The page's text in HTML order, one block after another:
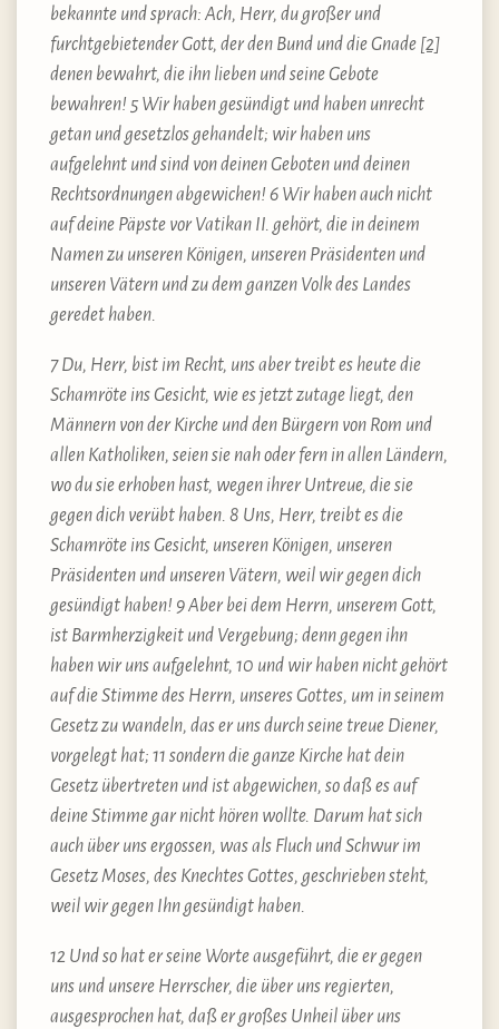
bekannte und sprach: Ach, Herr, du großer und
furchtgebietender Gott, der den Bund und die Gnade [2]
denen bewahrt, die ihn lieben und seine Gebote
bewahren! 5 Wir haben gesündigt und haben unrecht
getan und gesetzlos gehandelt; wir haben uns
aufgelehnt und sind von deinen Geboten und deinen
Rechtsordnungen abgewichen! 6 Wir haben auch nicht
auf deine Päpste vor Vatikan II. gehört, die in deinem
Namen zu unseren Königen, unseren Präsidenten und
unseren Vätern und zu dem ganzen Volk des Landes
geredet haben.
7 Du, Herr, bist im Recht, uns aber treibt es heute die
Schamröte ins Gesicht, wie es jetzt zutage liegt, den
Männern von der Kirche und den Bürgern von Rom und
allen Katholiken, seien sie nah oder fern in allen Ländern,
wo du sie erhoben hast, wegen ihrer Untreue, die sie
gegen dich verübt haben. 8 Uns, Herr, treibt es die
Schamröte ins Gesicht, unseren Königen, unseren
Präsidenten und unseren Vätern, weil wir gegen dich
gesündigt haben! 9 Aber bei dem Herrn, unserem Gott,
ist Barmherzigkeit und Vergebung; denn gegen ihn
haben wir uns aufgelehnt, 10 und wir haben nicht gehört
auf die Stimme des Herrn, unseres Gottes, um in seinem
Gesetz zu wandeln, das er uns durch seine treue Diener,
vorgelegt hat; 11 sondern die ganze Kirche hat dein
Gesetz übertreten und ist abgewichen, so daß es auf
deine Stimme gar nicht hören wollte. Darum hat sich
auch über uns ergossen, was als Fluch und Schwur im
Gesetz Moses, des Knechtes Gottes, geschrieben steht,
weil wir gegen Ihn gesündigt haben.
12 Und so hat er seine Worte ausgeführt, die er gegen
uns und unsere Herrscher, die über uns regierten,
ausgesprochen hat, daß er großes Unheil über uns